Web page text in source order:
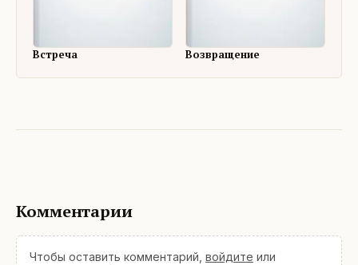
Встреча Возвращение
Комментарии
Чтобы оставить комментарий, войдите или